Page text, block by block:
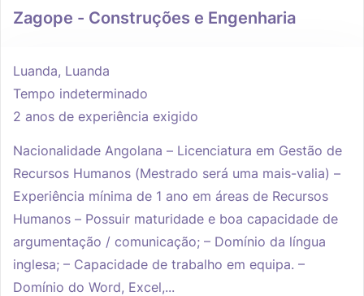
Zagope - Construções e Engenharia
Luanda, Luanda
Tempo indeterminado
2 anos de experiência exigido
Nacionalidade Angolana – Licenciatura em Gestão de
Recursos Humanos (Mestrado será uma mais-valia) –
Experiência mínima de 1 ano em áreas de Recursos
Humanos – Possuir maturidade e boa capacidade de
argumentação / comunicação; – Domínio da língua
inglesa; – Capacidade de trabalho em equipa. –
Domínio do Word, Excel,...